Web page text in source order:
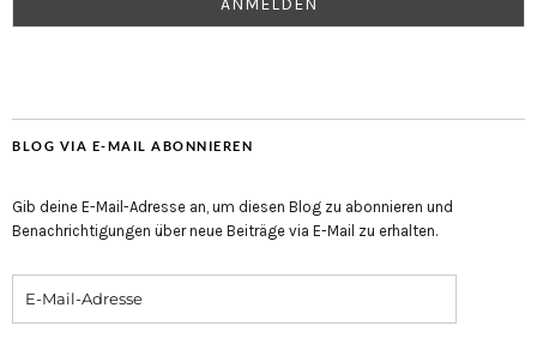
BLOG VIA E-MAIL ABONNIEREN
Gib deine E-Mail-Adresse an, um diesen Blog zu abonnieren und
Benachrichtigungen über neue Beiträge via E-Mail zu erhalten.